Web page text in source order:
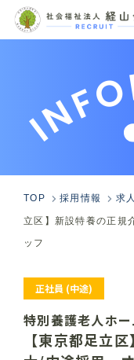
TOP 採用情報 求
立区】新設特養の正規
ッフ
正社員 (中途)
特別養護老人ホ
【東京都足立